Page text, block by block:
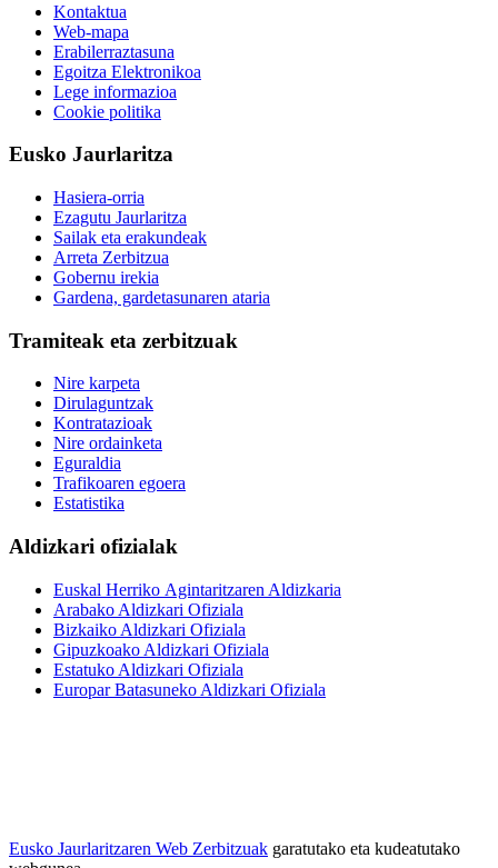
Kontaktua
Web-mapa
Erabilerraztasuna
Egoitza Elektronikoa
Lege informazioa
Cookie politika
Eusko Jaurlaritza
Hasiera-orria
Ezagutu Jaurlaritza
Sailak eta erakundeak
Arreta Zerbitzua
Gobernu irekia
Gardena, gardetasunaren ataria
Tramiteak eta zerbitzuak
Nire karpeta
Dirulaguntzak
Kontratazioak
Nire ordainketa
Eguraldia
Trafikoaren egoera
Estatistika
Aldizkari ofizialak
Euskal Herriko Agintaritzaren Aldizkaria
Arabako Aldizkari Ofiziala
Bizkaiko Aldizkari Ofiziala
Gipuzkoako Aldizkari Ofiziala
Estatuko Aldizkari Ofiziala
Europar Batasuneko Aldizkari Ofiziala
Eusko Jaurlaritzaren Web Zerbitzuak garatutako eta kudeatutako